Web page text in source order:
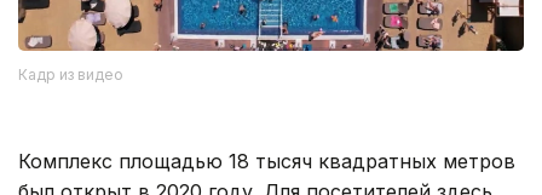
Кадр из видео
Комплекс площадью 18 тысяч квадратных метров